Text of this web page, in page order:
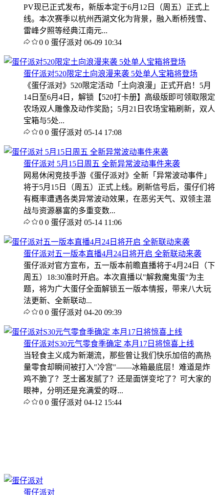
PV现已正式发布，新版本定于6月12日（周五）正式上
线。本次赛季以杭州西湖文化为背景，融入断桥残雪、
雷峰夕照等经典江南元...
0 0 蛋仔派对 06-09 10:34
蛋仔派对520限定土向浪漫来袭 5处单人宝箱将登场
《蛋仔派对》520限定活动「土向浪漫」正式开启！5月
14日至6月4日，解锁【520打卡册】高级版即可领取限定
农场双人雕像及动作奖励；5月21日农场宝箱刷新，双人
宝箱与5处...
0 0 蛋仔派对 05-14 17:08
蛋仔派对 5月15日周五 全新异常波动事件来袭
网易休闲竞技手游《蛋仔派对》全新「异常波动事件」
将于5月15日（周五）正式上线。刷新信号后，蛋仔们将
有概率遭遇各类异常波动效果，在恶劣天气、双领主混
战与资源暴富的多重变数...
0 0 蛋仔派对 05-14 11:06
蛋仔派对五一版本直播4月24日将开启 全新联动来袭
蛋仔派对官方宣布，五一版本前瞻直播将于4月24日（下
周五）18:30准时开启。本次直播以"解救魔鬼蛋"为主
题，将为广大蛋仔全面解锁五一版本情报，带来八大玩
法更新、全新联动...
0 0 蛋仔派对 04-20 09:39
蛋仔派对S30元气零食季确定 本月17日将惊喜上线
当轻食主义成为新潮流，那些曾让我们快乐加倍的高热
量零食却瞬间被打入"冷宫"——冰箱最底层！难道是炸
鸡不脆了？芝士酱发腻了？还是面饼变坨了？可大家的
眼神，分明还是充满爱的呀...
0 0 蛋仔派对 04-12 15:44
蛋仔派对